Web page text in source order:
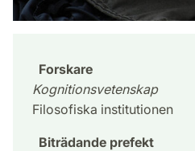
Forskare
Kognitionsvetenskap
Filosofiska institutionen
Biträdande prefekt